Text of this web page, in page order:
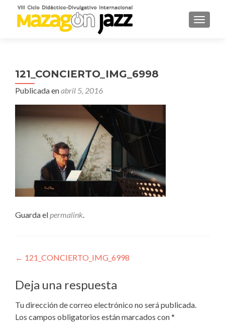
121_CONCIERTO_IMG_6998
Publicada enabril 5, 2016
Guarda elpermalink.
Navegación
de
entradas
← 121_CONCIERTO_IMG_6998
Deja una respuesta
Tu dirección de correo electrónico no será publicada.
Los campos obligatorios están marcados con*